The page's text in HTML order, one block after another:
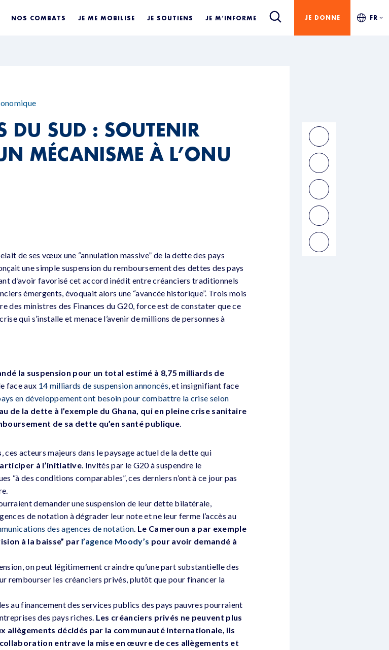
NOS COMBATS JE ME MOBILISE JE SOUTIENS JE M’INFORME JE DONNE FR
DU SUD : SOUTENIR
MÉCANISME À L’ONU
de ses vœux une “annulation massive” de la dette des pays
une simple suspension du remboursement des dettes des pays
d’avoir favorisé cet accord inédit entre créanciers traditionnels
émergents, évoquait alors une “avancée historique”. Trois mois
des ministres des Finances du G20, force est de constater que ce
qui s’installe et menace l’avenir de millions de personnes à
la suspension pour un total estimé à 8,75 milliards de
face aux 14 milliards de suspension annoncés, et insignifiant face
en développement ont besoin pour combattre la crise selon
de la dette à l’exemple du Ghana, qui en pleine crise sanitaire
de sa dette qu’en santé publique.
, ces acteurs majeurs dans le paysage actuel de la dette qui
à l’initiative. Invités par le G20 à suspendre le
“à des conditions comparables”, ces derniers n’ont à ce jour pas
demander une suspension de leur dette bilatérale,
de notation à dégrader leur note et ne leur ferme l’accès au
des agences de notation. Le Cameroun a par exemple
à la baisse” par l’agence Moody’s pour avoir demandé à
on peut légitimement craindre qu’une part substantielle des
rembourser les créanciers privés, plutôt que pour financer la
au financement des services publics des pays pauvres pourraient
des pays riches. Les créanciers privés ne peuvent plus
allègements décidés par la communauté internationale, ils
entrave la mise en œuvre de ces allègements et